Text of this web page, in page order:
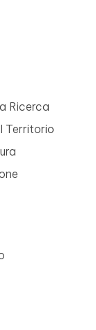
Ricerca
Territorio